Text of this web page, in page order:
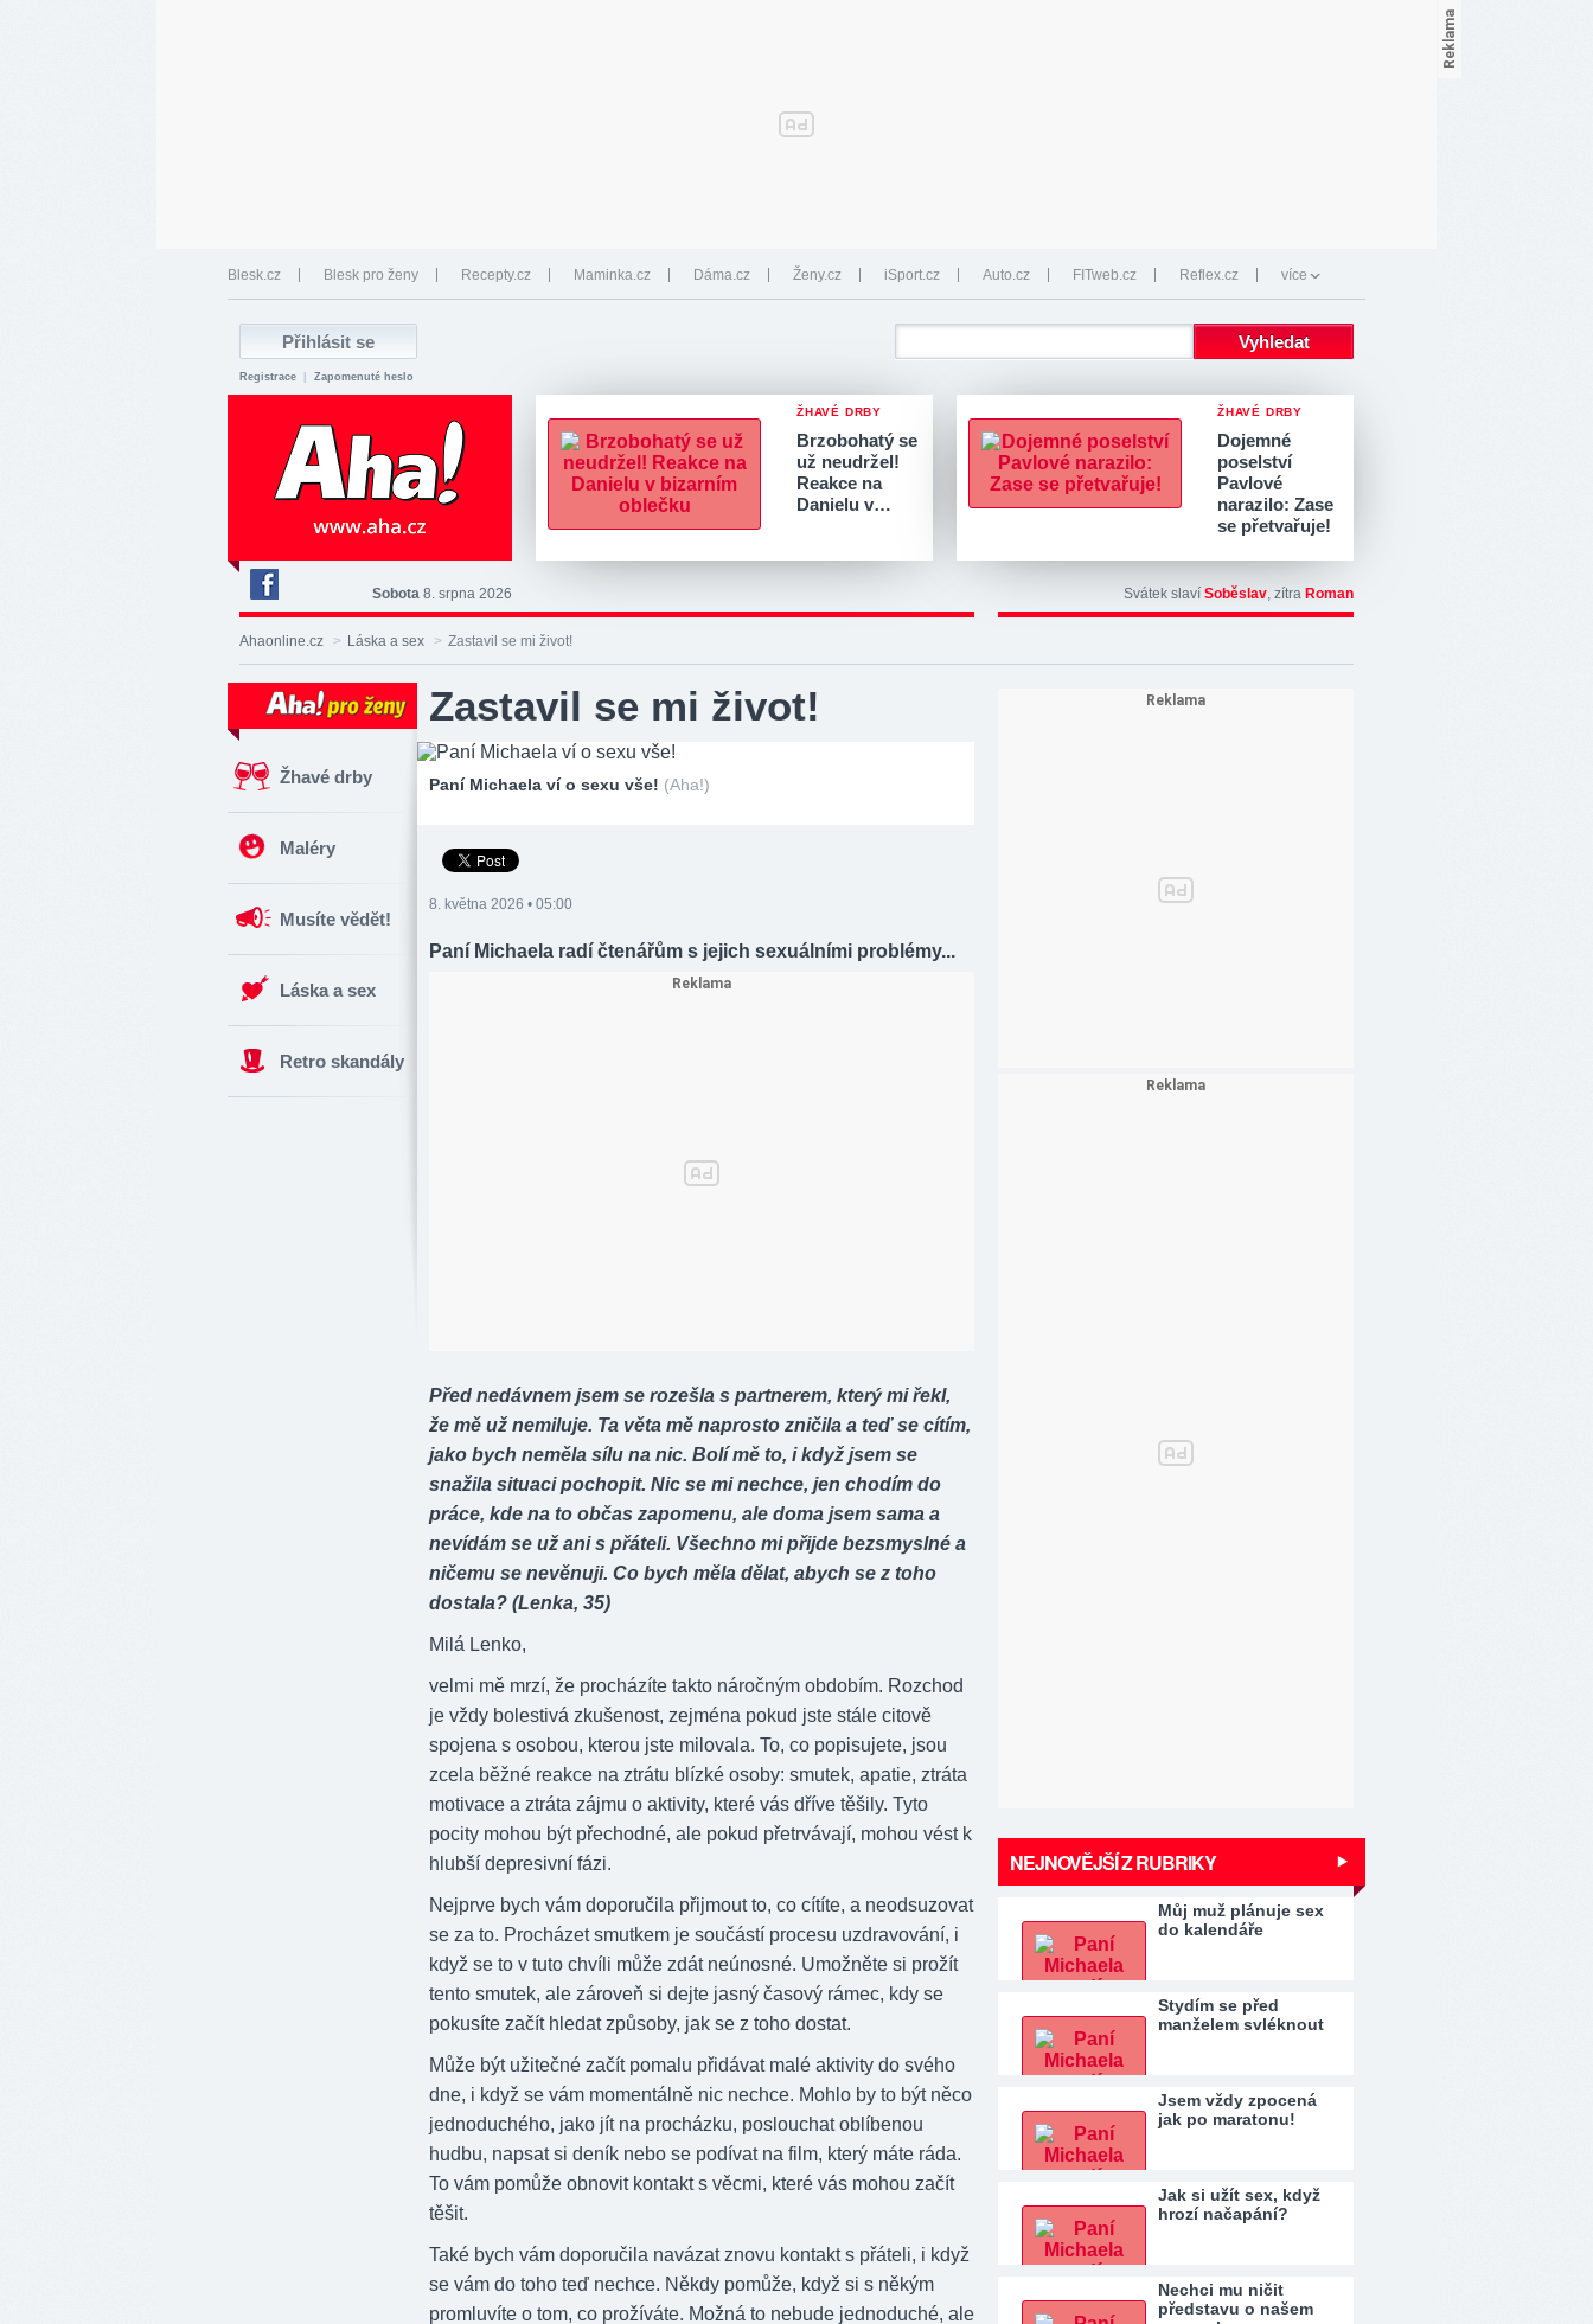
Blesk.cz Blesk pro ženy Recepty.cz Maminka.cz Dáma.cz Ženy.cz iSport.cz Auto.cz FITweb.cz Reflex.cz více
Registrace Zapomenuté heslo
ŽHAVÉ DRBY
Brzobohatý se
už neudržel!
Reakce na
Danielu v…
ŽHAVÉ DRBY
Dojemné
poselství
Pavlové
narazilo: Zase
se přetvařuje!
Deník
Aha!
na
Sobota 8. srpna 2026 Svátek slaví Soběslav, zítra Roman
Ahaonline.cz > Láska a sex > Zastavil se mi život!
Žhavé drby
Maléry
Musíte vědět!
Láska a sex
Retro skandály
Zastavil se mi život!
Paní Michaela ví o sexu vše! (Aha!)
8. května 2026 • 05:00
Paní Michaela radí čtenářům s jejich sexuálními problémy...
Před nedávnem jsem se rozešla s partnerem, který mi řekl,
že mě už nemiluje. Ta věta mě naprosto zničila a teď se cítím,
jako bych neměla sílu na nic. Bolí mě to, i když jsem se
snažila situaci pochopit. Nic se mi nechce, jen chodím do
práce, kde na to občas zapomenu, ale doma jsem sama a
nevídám se už ani s přáteli. Všechno mi přijde bezsmyslné a
ničemu se nevěnuji. Co bych měla dělat, abych se z toho
dostala? (Lenka, 35)
Milá Lenko,
velmi mě mrzí, že procházíte takto náročným obdobím. Rozchod
je vždy bolestivá zkušenost, zejména pokud jste stále citově
spojena s osobou, kterou jste milovala. To, co popisujete, jsou
zcela běžné reakce na ztrátu blízké osoby: smutek, apatie, ztráta
motivace a ztráta zájmu o aktivity, které vás dříve těšily. Tyto
pocity mohou být přechodné, ale pokud přetrvávají, mohou vést k
hlubší depresivní fázi.
Nejprve bych vám doporučila přijmout to, co cítíte, a neodsuzovat
se za to. Procházet smutkem je součástí procesu uzdravování, i
když se to v tuto chvíli může zdát neúnosné. Umožněte si prožít
tento smutek, ale zároveň si dejte jasný časový rámec, kdy se
pokusíte začít hledat způsoby, jak se z toho dostat.
Může být užitečné začít pomalu přidávat malé aktivity do svého
dne, i když se vám momentálně nic nechce. Mohlo by to být něco
jednoduchého, jako jít na procházku, poslouchat oblíbenou
hudbu, napsat si deník nebo se podívat na film, který máte ráda.
To vám pomůže obnovit kontakt s věcmi, které vás mohou začít
těšit.
Také bych vám doporučila navázat znovu kontakt s přáteli, i když
se vám do toho teď nechce. Někdy pomůže, když si s někým
promluvíte o tom, co prožíváte. Možná to nebude jednoduché, ale
NEJNOVĚJŠÍ Z RUBRIKY
Můj muž plánuje sex
do kalendáře
Stydím se před
manželem svléknout
Jsem vždy zpocená
jak po maratonu!
Jak si užít sex, když
hrozí načapání?
Nechci mu ničit
představu o našem